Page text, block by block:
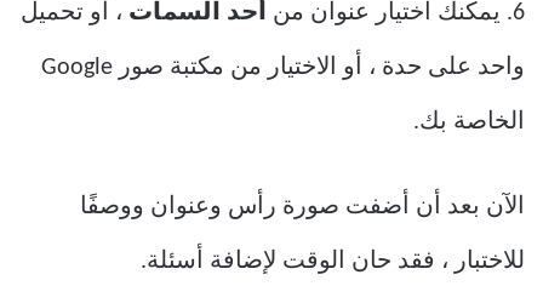
6. يمكنك اختيار عنوان من أحد السمات ، أو تحميل
واحد على حدة ، أو الاختيار من مكتبة صور Google
الخاصة بك.
الآن بعد أن أضفت صورة رأس وعنوان ووصفًا
للاختبار ، فقد حان الوقت لإضافة أسئلة.